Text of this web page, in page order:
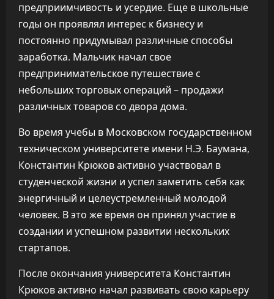
предприимчивость и усердие. Еще в школьные
годы он проявлял интерес к бизнесу и
постоянно придумывал различные способы
заработка. Мальчик начал свое
предпринимательское путешествие с
небольших торговых операций – продажи
различных товаров со двора дома.
Во время учебы в Московском государственном
техническом университете имени Н.Э. Баумана,
Константин Крюков активно участвовал в
студенческой жизни и успел заметить себя как
энергичный и целеустремленный молодой
человек. В это же время он принял участие в
создании и успешном развитии нескольких
стартапов.
После окончания университета Константин
Крюков активно начал развивать свою карьеру